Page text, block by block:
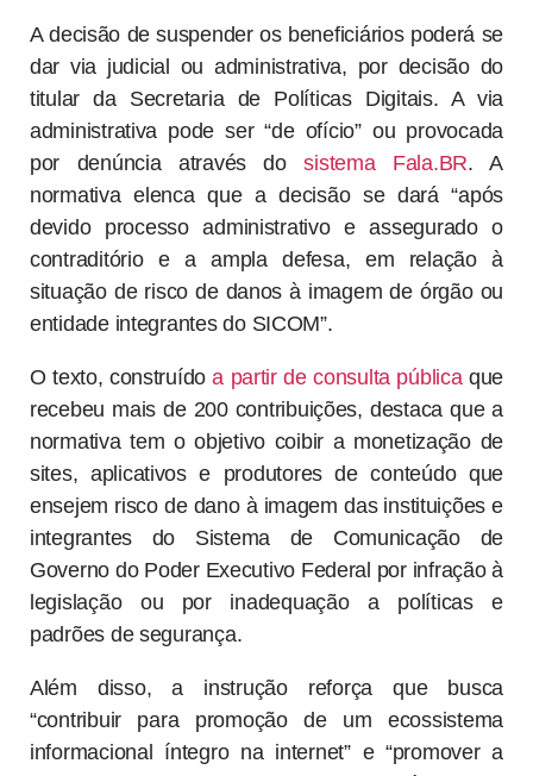
A decisão de suspender os beneficiários poderá se
dar via judicial ou administrativa, por decisão do
titular da Secretaria de Políticas Digitais. A via
administrativa pode ser “de ofício” ou provocada
por denúncia através dosistema Fala.BR. A
normativa elenca que a decisão se dará “após
devido processo administrativo e assegurado o
contraditório e a ampla defesa, em relação à
situação de risco de danos à imagem de órgão ou
entidade integrantes do SICOM”.
O texto, construídoa partir de consulta públicaque
recebeu mais de 200 contribuições, destaca que a
normativa tem o objetivo coibir a monetização de
sites, aplicativos e produtores de conteúdo que
ensejem risco de dano à imagem das instituições e
integrantes do Sistema de Comunicação de
Governo do Poder Executivo Federal por infração à
legislação ou por inadequação a políticas e
padrões de segurança.
Além disso, a instrução reforça que busca
“contribuir para promoção de um ecossistema
informacional íntegro na internet” e “promover a